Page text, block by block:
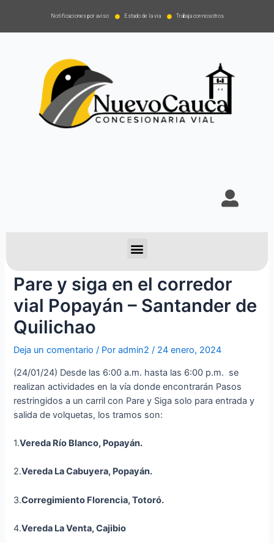
Notificaciones por aviso Estado de la via Trabaja con nosotros
Pare y siga en el corredor
vial Popayán – Santander de
Quilichao
Deja un comentario / Poradmin2 / 24 enero, 2024
(24/01/24) Desde las 6:00 a.m. hasta las 6:00 p.m. se
realizan actividades en la vía donde encontrarán Pasos
restringidos a un carril con Pare y Siga solo para entrada y
salida de volquetas, los tramos son:
1.Vereda Río Blanco, Popayán.
2.Vereda La Cabuyera, Popayán.
3.Corregimiento Florencia, Totoró.
4.Vereda La Venta,Cajibio